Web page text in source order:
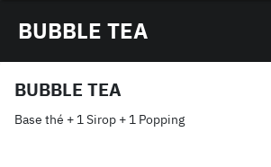
BUBBLE TEA
BUBBLE TEA
Base thé + 1 Sirop + 1 Popping